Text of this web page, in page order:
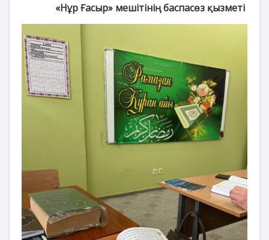
«Нұр Ғасыр» мешітінің баспасөз қызметі